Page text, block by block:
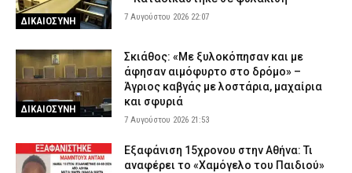
ΔΙΚΑΙΟΣΥΝΗ 7 Αυγούστου 2026 22:07
ΔΙΚΑΙΟΣΥΝΗ
Σκιάθος: «Με ξυλοκόπησαν και με
άφησαν αιμόφυρτο στο δρόμο» –
Άγριος καβγάς με λοστάρια, μαχαίρια
και σφυριά
7 Αυγούστου 2026 21:53
Εξαφάνιση 15χρονου στην Αθήνα: Τι
αναφέρει το «Χαμόγελο του Παιδιού»